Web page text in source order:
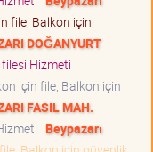
file, Balkon için
DOĞANYURT
Hizmeti
için file, Balkon için
FASIL MAH.
Beypazarı